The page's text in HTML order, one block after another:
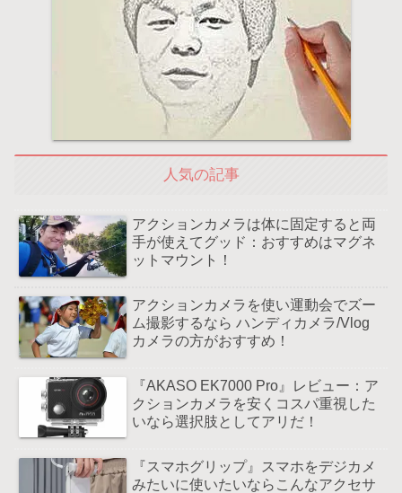
人気の記事
アクションカメラは体に固定すると両
手が使えてグッド：おすすめはマグネ
ットマウント！
アクションカメラを使い運動会でズー
ム撮影するなら ハンディカメラ/Vlog
カメラの方がおすすめ！
『AKASO EK7000 Pro』レビュー：ア
クションカメラを安くコスパ重視した
いなら選択肢としてアリだ！
『スマホグリップ』スマホをデジカメ
みたいに使いたいならこんなアクセサ